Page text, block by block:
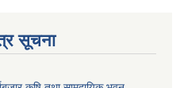
सूचना